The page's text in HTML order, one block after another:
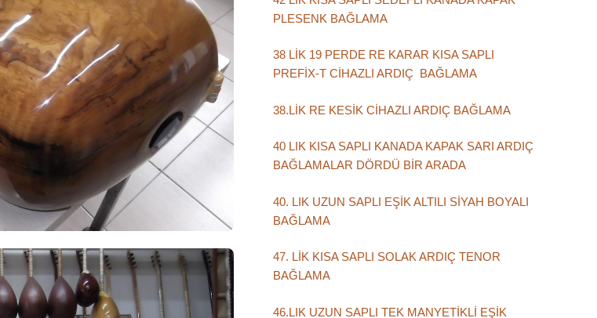
PLESENK BAĞLAMA
38 LİK 19 PERDE RE KARAR KISA SAPLI
PREFİX-T CİHAZLI ARDIÇ BAĞLAMA
38.LİK RE KESİK CİHAZLI ARDIÇ BAĞLAMA
40 LIK KISA SAPLI KANADA KAPAK SARI ARDIÇ
BAĞLAMALAR DÖRDÜ BİR ARADA
40. LIK UZUN SAPLI EŞİK ALTILI SİYAH BOYALI
BAĞLAMA
47. LİK KISA SAPLI SOLAK ARDIÇ TENOR
BAĞLAMA
46.LIK UZUN SAPLI TEK MANYETİKLİ EŞİK